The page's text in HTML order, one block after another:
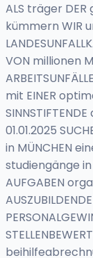
ALS träger DER
kümmern WIR
VON millionen
mit EINER
01.01.2025
in MÜNCHEN
studiengänge in
AUFGABEN